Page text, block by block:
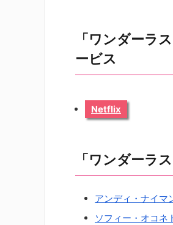
「ワンダーラ
ービス
Netflix
「ワンダーラ
アンディ・ナイマ
ソフィー・オコネ